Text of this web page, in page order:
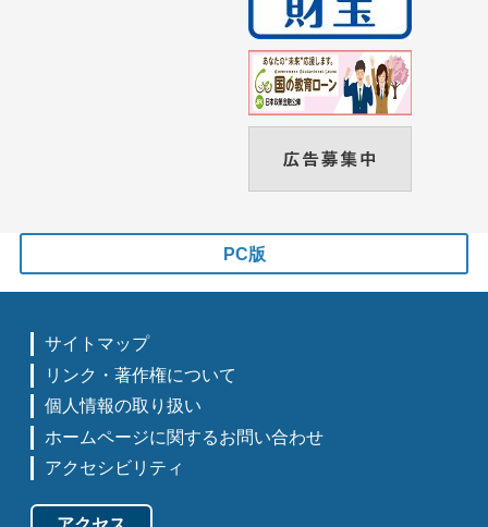
PC版
サイトマップ
リンク・著作権について
個人情報の取り扱い
ホームページに関するお問い合わせ
アクセシビリティ